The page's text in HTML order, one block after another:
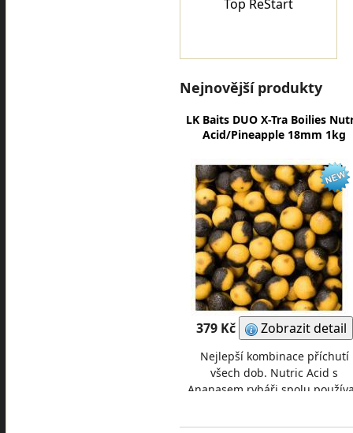
Top ReStart
Nejnovější produkty
LK Baits DUO X-Tra Boilies
Acid/Pineapple 18mm 1kg
379 Kč Zobrazit detail
Nejlepší kombinace příchutí
všech dob. Nutric Acid s
Ananasem rybáři spolu